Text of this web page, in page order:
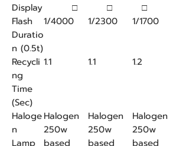
Display
□ □
□
Flash
Duratio
n (0.5t)
1/4000 1/2300 1/1700
Recycli
ng
Time
(Sec)
1.1 1.1 1.2
Haloge
n
Lamp
Halogen
250w
based
Halogen
250w
based
Halogen
250w
based